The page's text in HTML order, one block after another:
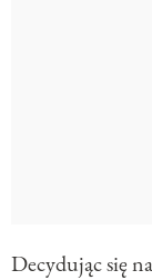
Decydując się